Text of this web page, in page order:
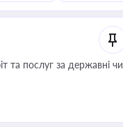
та послуг за державні чи